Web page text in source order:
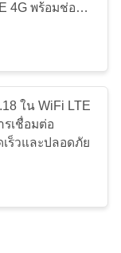
10
กิกะ
4G พร้อมช่องซิ
ใน WiFi LTE
รเชื่อมต่อ
เร็วและปลอดภัย